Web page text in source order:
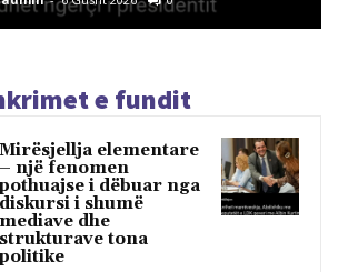
e fundit
Mirësjellja elementare
– një fenomen
pothuajse i dëbuar nga
diskursi i shumë
mediave dhe
strukturave tona
politike